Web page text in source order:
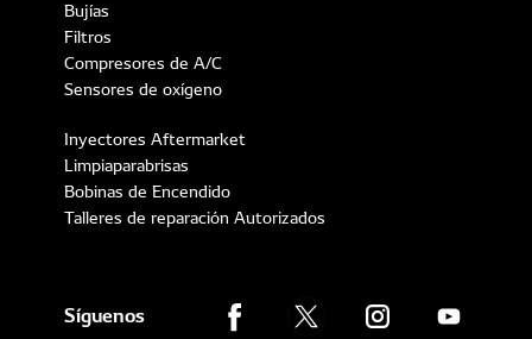
Bujías
Filtros
Compresores de A/C
Sensores de oxígeno
Inyectores Aftermarket
Limpiaparabrisas
Bobinas de Encendido
Talleres de reparación Autorizados
Síguenos